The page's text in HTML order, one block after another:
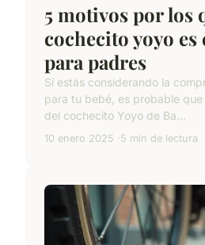
5 motivos por los
cochecito yoyo es
para padres
Si estás considerando la
para tu bebé, es probable
del cochecito Yoyo de Ba...
10 enero 2025 5 min de lectura